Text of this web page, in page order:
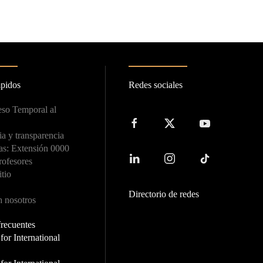
Temporal al
y transparencia
Extensión 0000
nosotros
International
Redes sociales
Directorio de redes